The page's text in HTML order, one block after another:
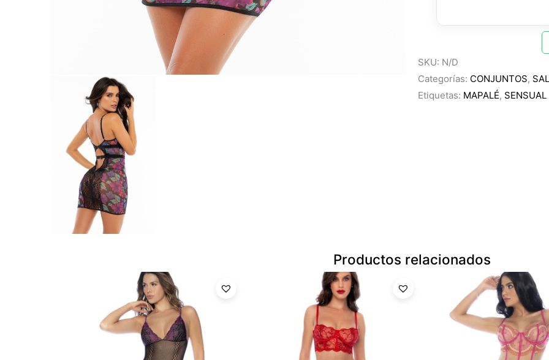
SKU: N/D
Categorías: CONJUNTOS,
Etiquetas: MAPALÉ, SENSUAL
Productos relacionados